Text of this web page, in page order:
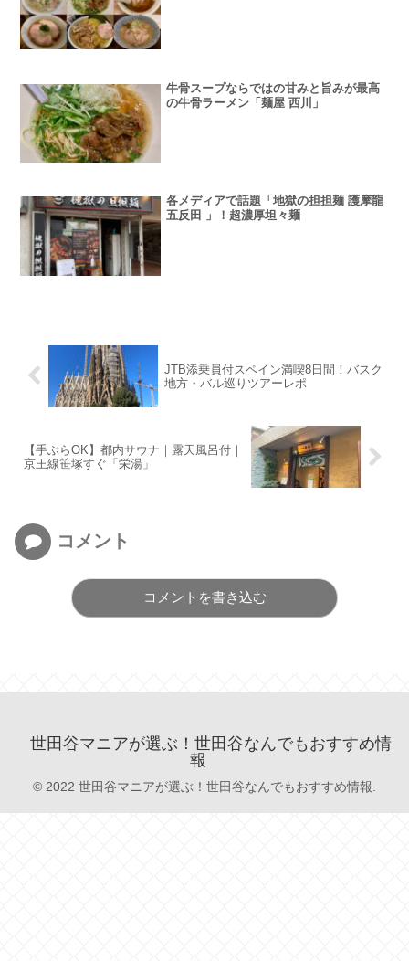
牛骨スープならではの甘みと旨みが最高
の牛骨ラーメン「麺屋 西川」
各メディアで話題「地獄の担担麺 護摩龍
五反田 」！超濃厚坦々麺
JTB添乗員付スペイン満喫8日間！バスク
地方・バル巡りツアーレポ
【手ぶらOK】都内サウナ｜露天風呂付｜
京王線笹塚すぐ「栄湯」
コメント
コメントを書き込む
世田谷マニアが選ぶ！世田谷なんでもおすすめ情
報
© 2022 世田谷マニアが選ぶ！世田谷なんでもおすすめ情報.